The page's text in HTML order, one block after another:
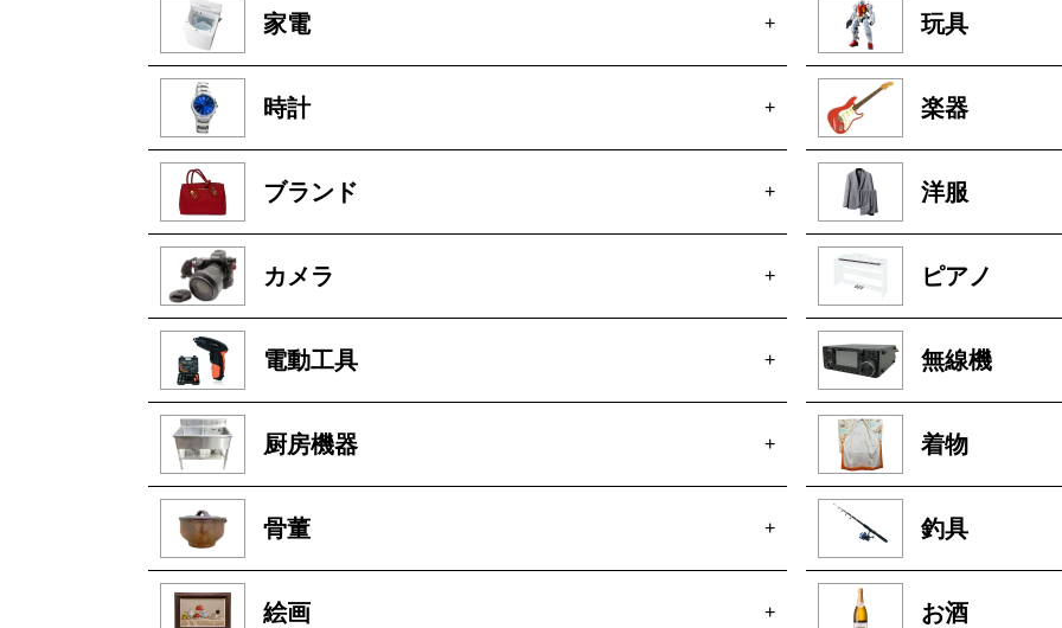
家電 +
時計 +
ブランド +
カメラ +
電動工具 +
厨房機器 +
骨董 +
絵画 +
玩具
楽器
洋服
ピアノ
無線機
着物
釣具
お酒